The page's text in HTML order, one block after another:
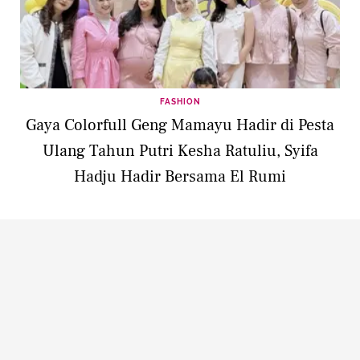
FASHION
Gaya Colorfull Geng Mamayu Hadir di Pesta
Ulang Tahun Putri Kesha Ratuliu, Syifa
Hadju Hadir Bersama El Rumi